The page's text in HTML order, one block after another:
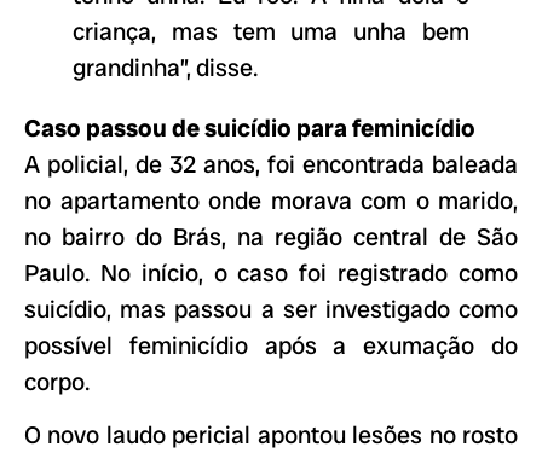
criança, mas tem uma unha bem
grandinha”, disse.
Caso passou de suicídio para feminicídio
A policial, de 32 anos, foi encontrada baleada
no apartamento onde morava com o marido,
no bairro do Brás, na região central de São
Paulo. No início, o caso foi registrado como
suicídio, mas passou a ser investigado como
possível feminicídio após a exumação do
corpo.
O novo laudo pericial apontou lesões no rosto